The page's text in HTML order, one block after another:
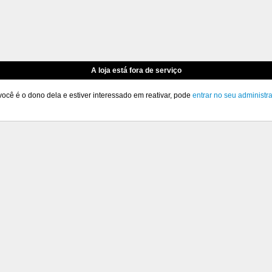
A loja está fora de serviço
é o dono dela e estiver interessado em reativar, pode entrar no seu